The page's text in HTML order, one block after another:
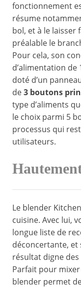
fonctionnement
résume
bol, et à le laisser
préalable le
Pour cela, son
d’alimentation de
doté d’un
de3 boutons
type d’aliments
le choix parmi 5
processus qui
utilisateurs.
Le blender
cuisine. Avec lui,
longue liste de
déconcertante, et
résultat digne
Parfait pour
blender permet